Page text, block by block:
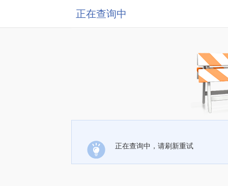
正在查询中
正在查询中，请刷新重试